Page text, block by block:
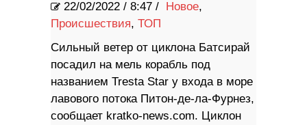
22/02/2022 / 8:47 / Новое,
Происшествия, ТОП
Сильный ветер от циклона Батсирай
посадил на мель корабль под
названием Tresta Star у входа в море
лавового потока Питон-де-ла-Фурнез,
сообщает kratko-news.com. Циклон